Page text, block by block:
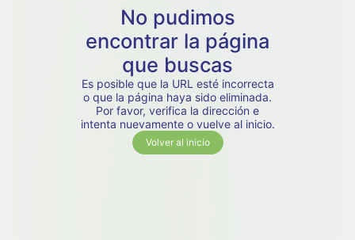
No pudimos
encontrar la página
que buscas
Es posible que la URL esté incorrecta
o que la página haya sido eliminada.
Por favor, verifica la dirección e
intenta nuevamente o vuelve al inicio.
Volver al inicio